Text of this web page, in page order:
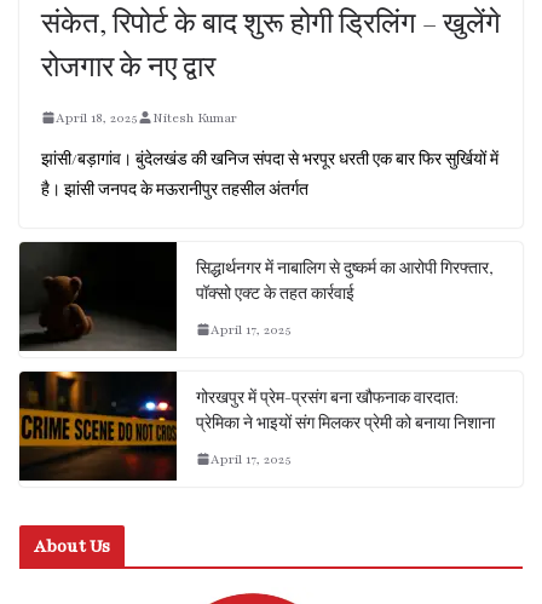
संकेत, रिपोर्ट के बाद शुरू होगी ड्रिलिंग – खुलेंगे
रोजगार के नए द्वार
April 18, 2025 Nitesh Kumar
झांसी/बड़ागांव। बुंदेलखंड की खनिज संपदा से भरपूर धरती एक बार फिर सुर्खियों में
है। झांसी जनपद के मऊरानीपुर तहसील अंतर्गत
सिद्धार्थनगर में नाबालिग से दुष्कर्म का आरोपी गिरफ्तार,
पॉक्सो एक्ट के तहत कार्रवाई
April 17, 2025
गोरखपुर में प्रेम-प्रसंग बना खौफनाक वारदात:
प्रेमिका ने भाइयों संग मिलकर प्रेमी को बनाया निशाना
April 17, 2025
About Us